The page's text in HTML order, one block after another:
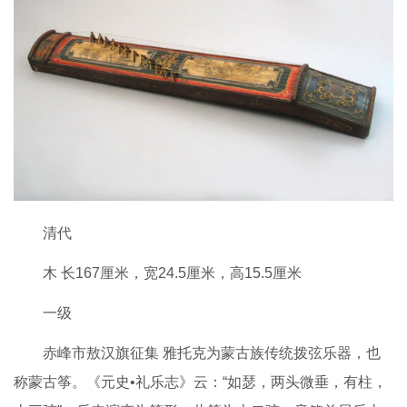
清代
木 长167厘米，宽24.5厘米，高15.5厘米
一级
赤峰市敖汉旗征集 雅托克为蒙古族传统拨弦乐器，也
称蒙古筝。《元史•礼乐志》云：“如瑟，两头微垂，有柱，